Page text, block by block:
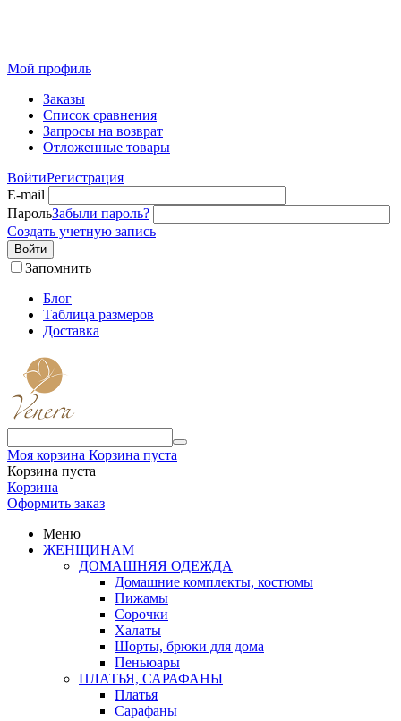
Мой профиль
Заказы
Список сравнения
Запросы на возврат
Отложенные товары
ВойтиРегистрация
E-mail
ПарольЗабыли пароль?
Создать учетную запись
Войти
Запомнить
Блог
Таблица размеров
Доставка
Моя корзина Корзина пуста
Корзина пуста
Корзина
Оформить заказ
Меню
ЖЕНЩИНАМ
ДОМАШНЯЯ ОДЕЖДА
Домашние комплекты, костюмы
Пижамы
Сорочки
Халаты
Шорты, брюки для дома
Пеньюары
ПЛАТЬЯ, САРАФАНЫ
Платья
Сарафаны